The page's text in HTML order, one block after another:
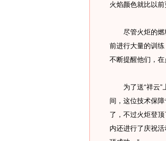
火焰颜色就比以
尽管火炬的燃料
前进行大量的训
不断提醒他们，在
为了送“祥云”
间，这位技术保
了，不过火炬登
内还进行了庆祝